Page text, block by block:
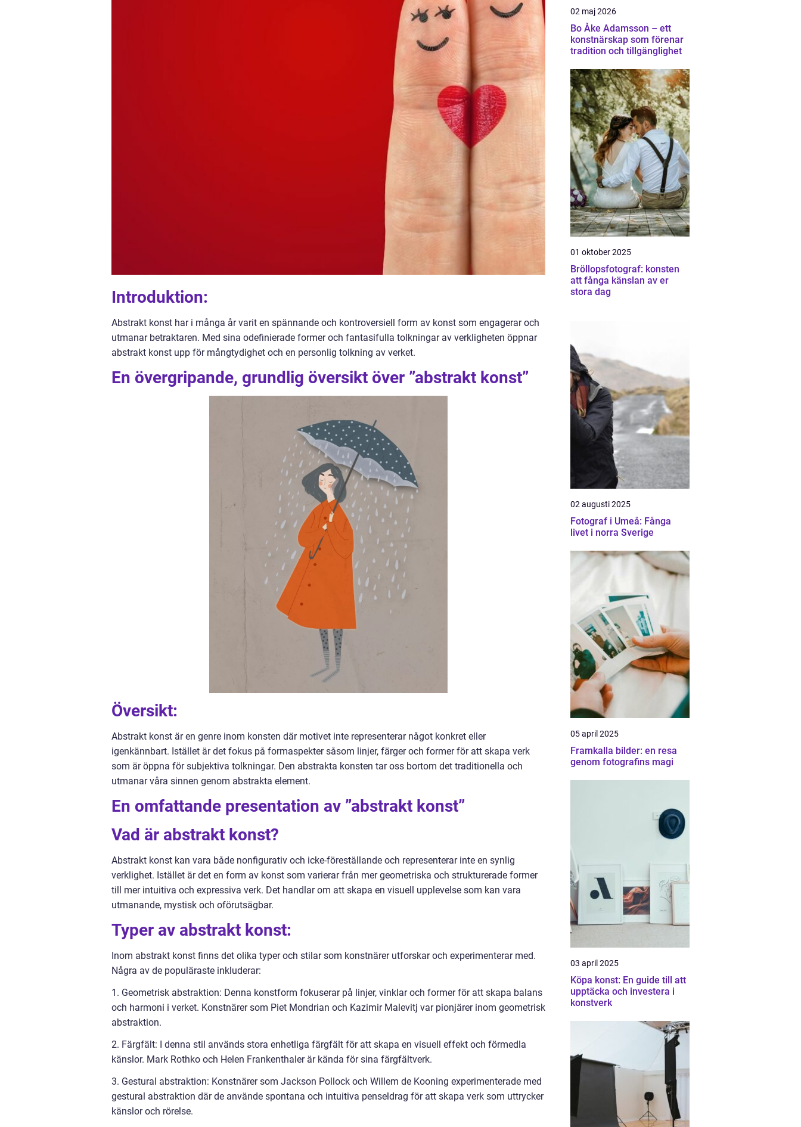
Introduktion:
Abstrakt konst har i många år varit en spännande och kontroversiell form av konst som engagerar och
utmanar betraktaren. Med sina odefinierade former och fantasifulla tolkningar av verkligheten öppnar
abstrakt konst upp för mångtydighet och en personlig tolkning av verket.
En övergripande, grundlig översikt över ”abstrakt konst”
Översikt:
Abstrakt konst är en genre inom konsten där motivet inte representerar något konkret eller
igenkännbart. Istället är det fokus på formaspekter såsom linjer, färger och former för att skapa verk
som är öppna för subjektiva tolkningar. Den abstrakta konsten tar oss bortom det traditionella och
utmanar våra sinnen genom abstrakta element.
En omfattande presentation av ”abstrakt konst”
Vad är abstrakt konst?
Abstrakt konst kan vara både nonfigurativ och icke-föreställande och representerar inte en synlig
verklighet. Istället är det en form av konst som varierar från mer geometriska och strukturerade former
till mer intuitiva och expressiva verk. Det handlar om att skapa en visuell upplevelse som kan vara
utmanande, mystisk och oförutsägbar.
Typer av abstrakt konst:
Inom abstrakt konst finns det olika typer och stilar som konstnärer utforskar och experimenterar med.
Några av de populäraste inkluderar:
1. Geometrisk abstraktion: Denna konstform fokuserar på linjer, vinklar och former för att skapa balans
och harmoni i verket. Konstnärer som Piet Mondrian och Kazimir Malevitj var pionjärer inom geometrisk
abstraktion.
2. Färgfält: I denna stil används stora enhetliga färgfält för att skapa en visuell effekt och förmedla
känslor. Mark Rothko och Helen Frankenthaler är kända för sina färgfältverk.
3. Gestural abstraktion: Konstnärer som Jackson Pollock och Willem de Kooning experimenterade med
gestural abstraktion där de använde spontana och intuitiva penseldrag för att skapa verk som uttrycker
känslor och rörelse.
02 maj 2026
Bo Åke Adamsson – ett
konstnärskap som förenar
tradition och tillgänglighet
01 oktober 2025
Bröllopsfotograf: konsten
att fånga känslan av er
stora dag
02 augusti 2025
Fotograf i Umeå: Fånga
livet i norra Sverige
05 april 2025
Framkalla bilder: en resa
genom fotografins magi
03 april 2025
Köpa konst: En guide till att
upptäcka och investera i
konstverk